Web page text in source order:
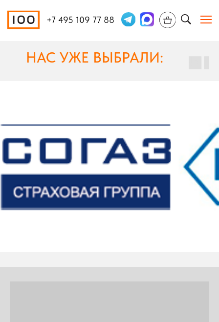
+7 495 109 77 88
НАС УЖЕ ВЫБРАЛИ: